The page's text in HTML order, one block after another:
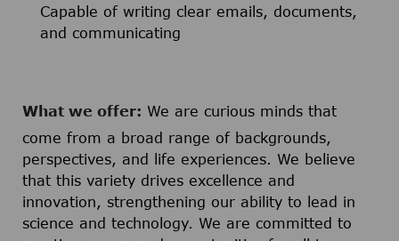
Capable of writing clear emails, documents,
and communicating
What we offer: We are curious minds that
come from a broad range of backgrounds,
perspectives, and life experiences. We believe
that this variety drives excellence and
innovation, strengthening our ability to lead in
science and technology. We are committed to